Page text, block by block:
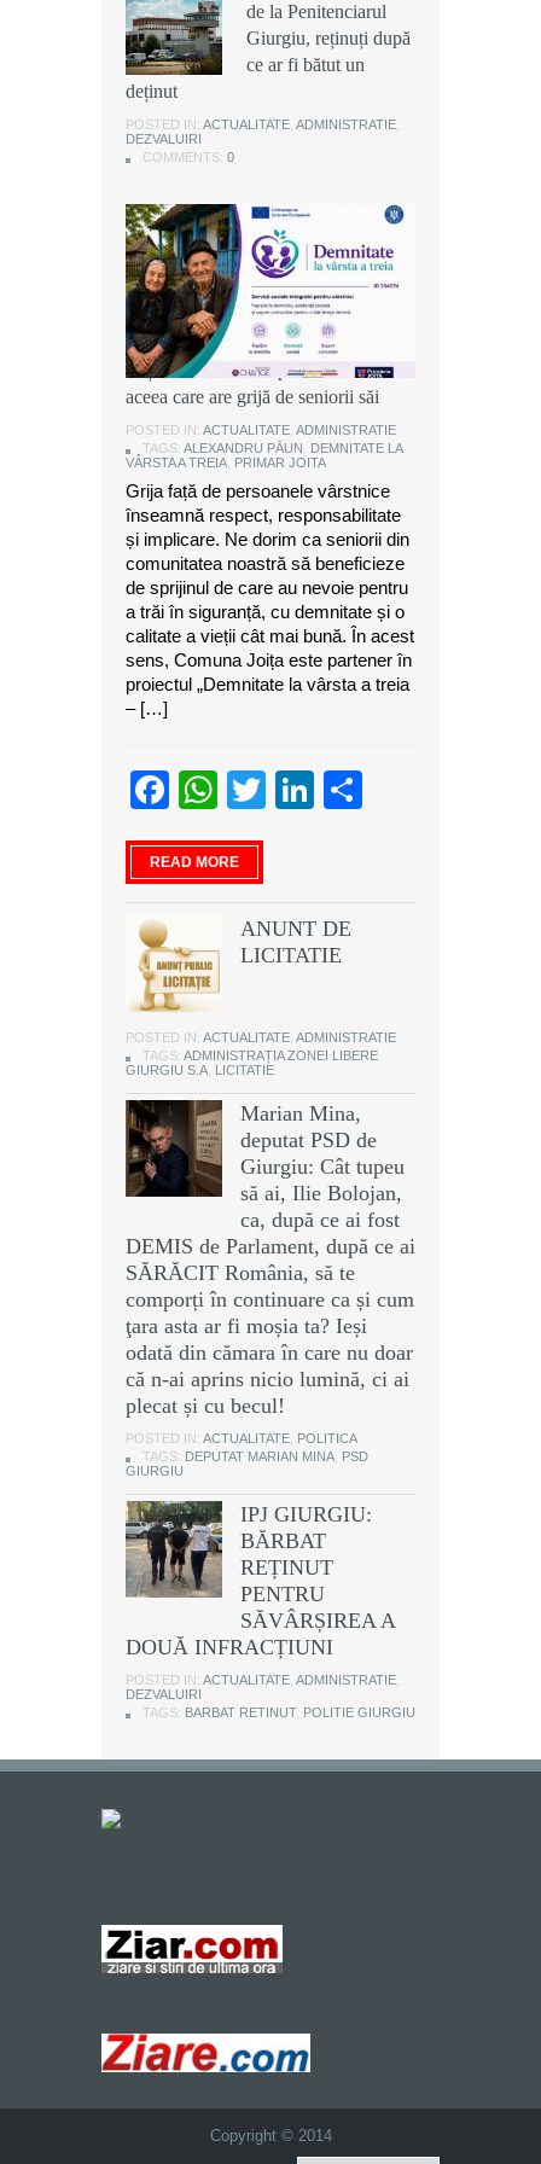
de la Penitenciarul
Giurgiu, reținuți după
ce ar fi bătut un
deținut
POSTED IN: ACTUALITATE, ADMINISTRATIE,
DEZVALUIRI
COMMENTS: 0
de la Penitenciarul
Giurgiu, reținuți după
ce ar fi bătut un
deținut
POSTED IN: ACTUALITATE, ADMINISTRATIE,
DEZVALUIRI
COMMENTS: 0
de la Penitenciarul
Giurgiu, reținuți după
ce ar fi bătut un
deținut
POSTED IN: ACTUALITATE, ADMINISTRATIE,
DEZVALUIRI
COMMENTS: 0
Alexandru Păun, primarul comunei
Joița: O comunitate puternică este
aceea care are grijă de seniorii săi
POSTED IN: ACTUALITATE, ADMINISTRATIE
TAGS: ALEXANDRU PĂUN , DEMNITATE LA
VÂRSTA A TREIA, PRIMAR JOITA
Grija față de persoanele vârstnice
înseamnă respect, responsabilitate
și implicare. Ne dorim ca seniorii din
comunitatea noastră să beneficieze
de sprijinul de care au nevoie pentru
a trăi în siguranță, cu demnitate și o
calitate a vieții cât mai bună. În acest
sens, Comuna Joița este partener în
proiectul „Demnitate la vârsta a treia
– […]
Facebook
WhatsApp
TwitterLinkedIn
READ MORE
ANUNT DE
LICITATIE
POSTED IN: ACTUALITATE, ADMINISTRATIE
TAGS: ADMINISTRAȚIA ZONEI LIBERE
GIURGIU S.A, LICITATIE
Marian Mina,
deputat PSD de
Giurgiu: Cât tupeu
să ai, Ilie Bolojan,
ca, după ce ai fost
DEMIS de Parlament, după ce ai
SĂRĂCIT România, să te
comporți în continuare ca și cum
ţara asta ar fi moșia ta? Ieși
odată din cămara în care nu doar
că n-ai aprins nicio lumină, ci ai
plecat și cu becul!
POSTED IN: ACTUALITATE, POLITICA
TAGS: DEPUTAT MARIAN MINA, PSD
GIURGIU
IPJ GIURGIU:
BĂRBAT
REȚINUT
PENTRU
SĂVÂRȘIREA A
DOUĂ INFRACȚIUNI
POSTED IN: ACTUALITATE, ADMINISTRATIE,
DEZVALUIRI
TAGS: BARBAT RETINUT, POLITIE GIURGIU
Copyright © 2014